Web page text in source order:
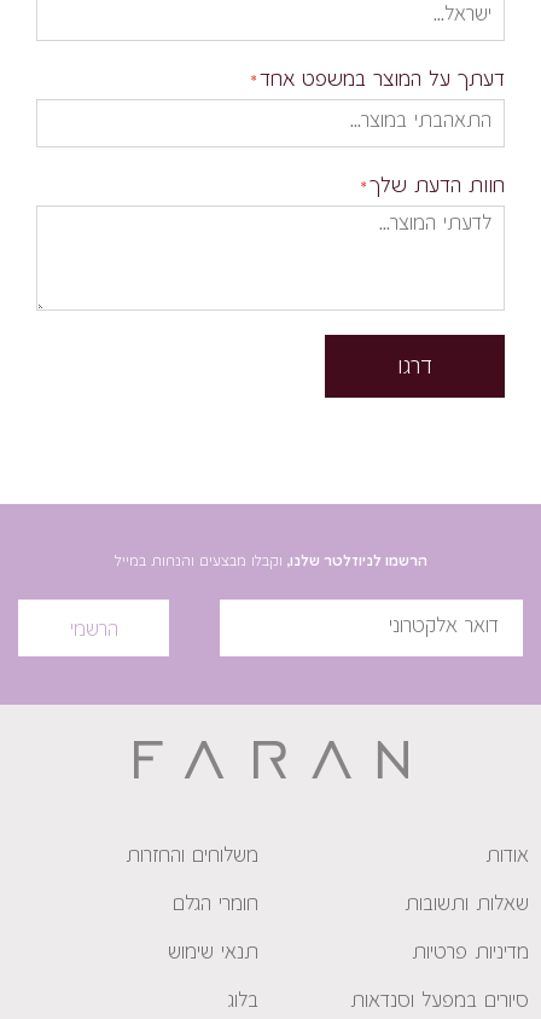
דעתך על המוצר במשפט אחד
חוות הדעת שלך
דרגו
הרשמו לניוזלטר שלנו, וקבלו מבצעים והנחות במייל
הרשמי
אודות משלוחים והחזרות
שאלות ותשובות חומרי הגלם
מדיניות פרטיות תנאי שימוש
סיורים במפעל וסנדאות בלוג